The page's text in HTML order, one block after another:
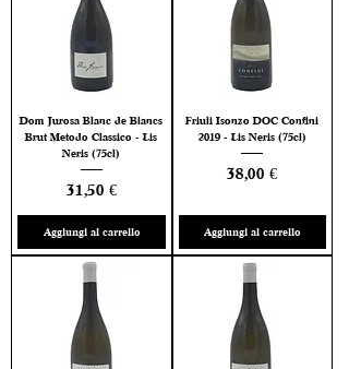
Dom Jurosa Blanc de Blancs
Brut Metodo Classico - Lis
Neris (75cl)
Prezzo
31,50 €
Aggiungi al carrello
Friuli Isonzo DOC Confini
2019 - Lis Neris (75cl)
Prezzo
38,00 €
Aggiungi al carrello